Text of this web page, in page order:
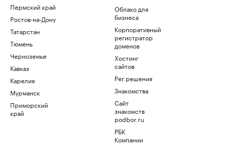
Пермский край
Ростов-на-Дону
Татарстан
Тюмень
Черноземье
Кавказ
Карелия
Мурманск
Приморский
край
Облако для
бизнеса
Корпоративный
регистратор
доменов
Хостинг
сайтов
Рег.решения
Знакомства
Сайт
знакомств
podbor.ru
РБК
Компании